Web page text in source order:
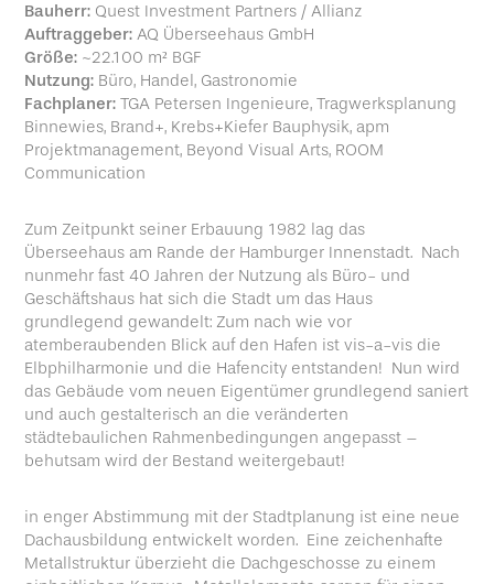
Bauherr: Quest Investment Partners / Allianz
Auftraggeber: AQ Überseehaus GmbH
Größe: ~22.100 m² BGF
Nutzung: Büro, Handel, Gastronomie
Fachplaner: TGA Petersen Ingenieure, Tragwerksplanung
Binnewies, Brand+, Krebs+Kiefer Bauphysik, apm
Projektmanagement, Beyond Visual Arts, ROOM
Communication
Zum Zeitpunkt seiner Erbauung 1982 lag das
Überseehaus am Rande der Hamburger Innenstadt. Nach
nunmehr fast 40 Jahren der Nutzung als Büro- und
Geschäftshaus hat sich die Stadt um das Haus
grundlegend gewandelt: Zum nach wie vor
atemberaubenden Blick auf den Hafen ist vis-a-vis die
Elbphilharmonie und die Hafencity entstanden! Nun wird
das Gebäude vom neuen Eigentümer grundlegend saniert
und auch gestalterisch an die veränderten
städtebaulichen Rahmenbedingungen angepasst –
behutsam wird der Bestand weitergebaut!
in enger Abstimmung mit der Stadtplanung ist eine neue
Dachausbildung entwickelt worden. Eine zeichenhafte
Metallstruktur überzieht die Dachgeschosse zu einem